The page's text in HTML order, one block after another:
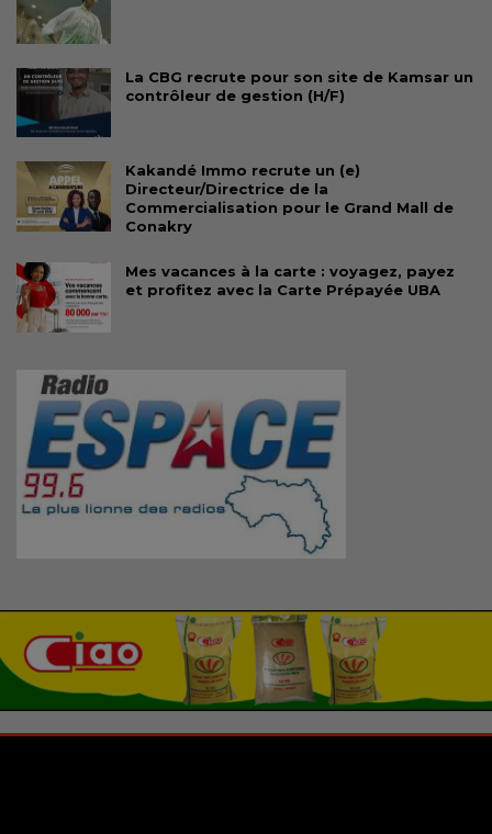
La CBG recrute pour son site de Kamsar un
contrôleur de gestion (H/F)
Kakandé Immo recrute un (e)
Directeur/Directrice de la
Commercialisation pour le Grand Mall de
Conakry
Mes vacances à la carte : voyagez, payez
et profitez avec la Carte Prépayée UBA